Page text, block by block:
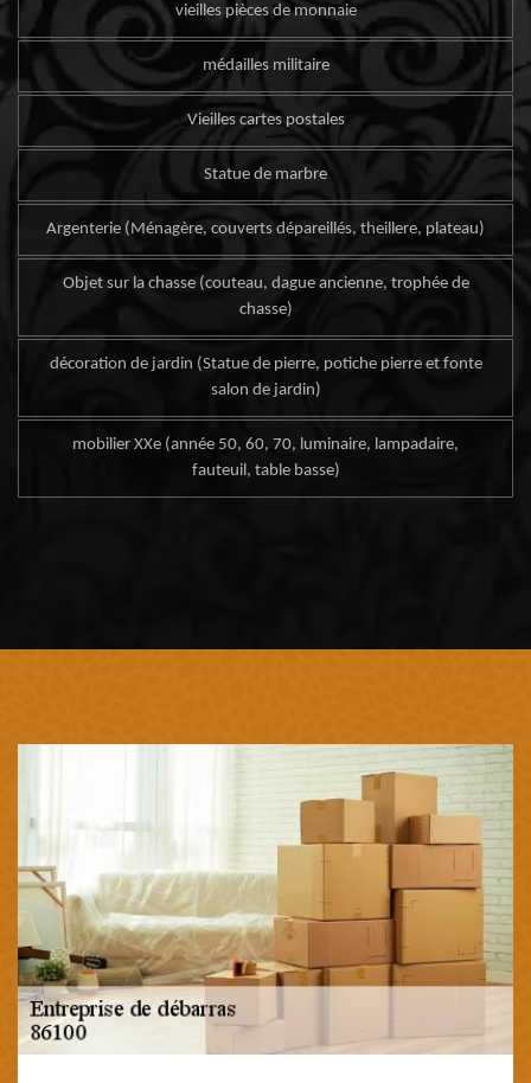
vieilles pièces de monnaie
médailles militaire
Vieilles cartes postales
Statue de marbre
Argenterie (Ménagère, couverts dépareillés, theillere, plateau)
Objet sur la chasse (couteau, dague ancienne, trophée de
chasse)
décoration de jardin (Statue de pierre, potiche pierre et fonte
salon de jardin)
mobilier XXe (année 50, 60, 70, luminaire, lampadaire,
fauteuil, table basse)